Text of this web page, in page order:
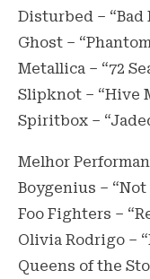
Disturbed – “Bad
Ghost –
Metallica – “72
Slipknot – “Hive
Spiritbox –
Melhor
Boygenius –
Foo Fighters –
Olivia Rodrigo –
Queens of the